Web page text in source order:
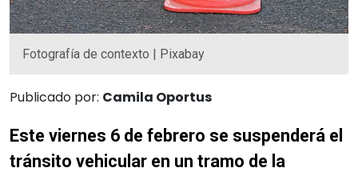
Fotografía de contexto | Pixabay
Publicado por: Camila Oportus
Este viernes 6 de febrero se suspenderá el
tránsito vehicular en un tramo de la